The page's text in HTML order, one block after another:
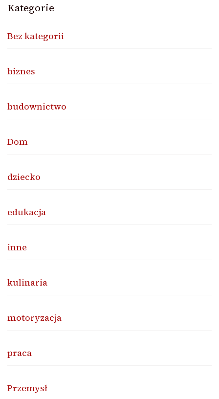
Kategorie
Bez kategorii
biznes
budownictwo
Dom
dziecko
edukacja
inne
kulinaria
motoryzacja
praca
Przemysł